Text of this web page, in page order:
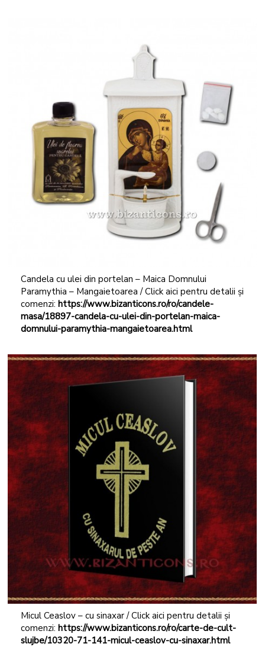
Candela cu ulei din portelan – Maica Domnului
Paramythia – Mangaietoarea / Click aici pentru detalii și
comenzi: https://www.bizanticons.ro/ro/candele-
masa/18897-candela-cu-ulei-din-portelan-maica-
domnului-paramythia-mangaietoarea.html
Micul Ceaslov – cu sinaxar / Click aici pentru detalii și
comenzi: https://www.bizanticons.ro/ro/carte-de-cult-
slujbe/10320-71-141-micul-ceaslov-cu-sinaxar.html